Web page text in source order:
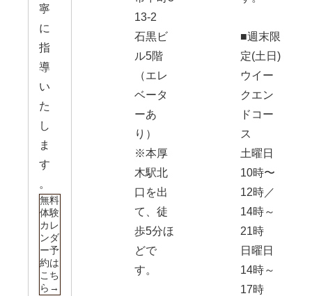
寧
に
指
導
い
た
し
ま
す
。
無料
体験
カレ
ンダ
ー予
約は
こち
ら→
13-2
石黒ビ
ル5階
（エレ
ベータ
ーあ
り）
※本厚
木駅北
口を出
て、徒
歩5分ほ
どで
す。
■週末限
定(土日)
ウイー
クエン
ドコー
ス
土曜日
10時〜
12時／
14時～
21時
日曜日
14時～
17時